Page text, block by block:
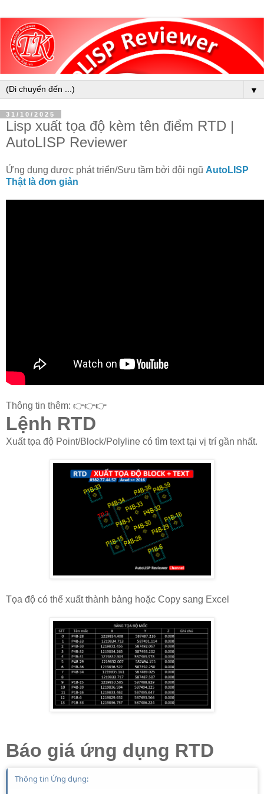
▼
31/10/2025
Lisp xuất tọa độ kèm tên điểm RTD |
AutoLISP Reviewer
Ứng dụng được phát triển/Sưu tầm bởi đội ngũ AutoLISP
Thật là đơn giản
Thông tin thêm: 👉👉👉
Lệnh RTD
Xuất tọa độ Point/Block/Polyline có tìm text tại vị trí gần nhất.
Tọa độ có thể xuất thành bảng hoặc Copy sang Excel
Báo giá ứng dụng RTD
Thông tin Ứng dụng: